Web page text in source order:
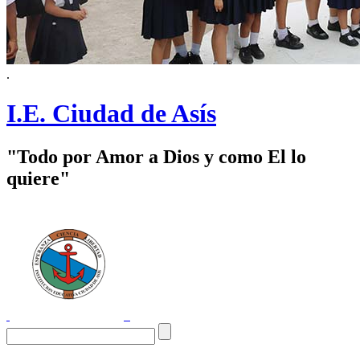
.
I.E. Ciudad de Asís
"Todo por Amor a Dios y como El lo
quiere"